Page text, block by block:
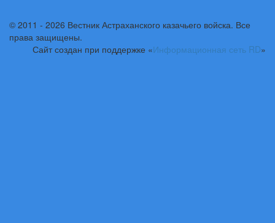
© 2011 - 2026 Вестник Астраханского казачьего войска. Все
права защищены.
Сайт создан при поддержке «Информационная сеть RD»